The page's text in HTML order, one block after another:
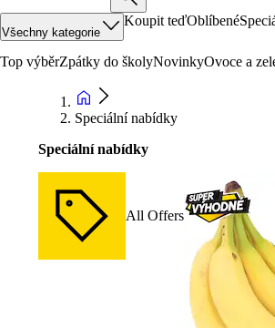
Všechny kategorie
Koupit teďOblíbené
Top výběrZpátky do školyNovinkyOvoce a
Speciální nabídky
Speciální nabídky
All Offers